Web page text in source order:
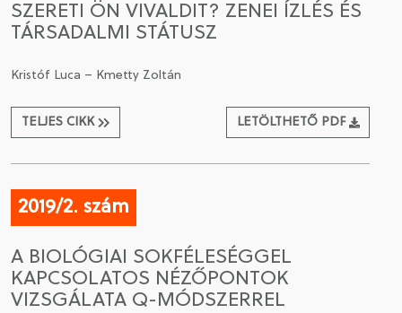
SZERETI ÖN VIVALDIT? ZENEI ÍZLÉS ÉS
TÁRSADALMI STÁTUSZ
Kristóf Luca – Kmetty Zoltán
TELJES CIKK LETÖLTHETŐ PDF
2019/2. szám
A BIOLÓGIAI SOKFÉLESÉGGEL
KAPCSOLATOS NÉZŐPONTOK
VIZSGÁLATA Q-MÓDSZERREL